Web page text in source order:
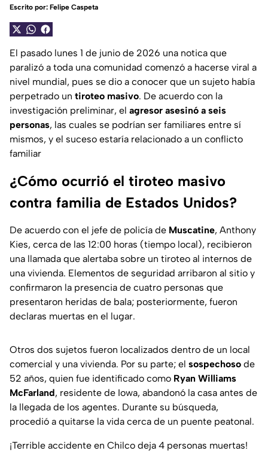
Escrito por: Felipe Caspeta
El pasado lunes 1 de junio de 2026 una notica que
paralizó a toda una comunidad comenzó a hacerse viral a
nivel mundial, pues se dio a conocer que un sujeto había
perpetrado un tiroteo masivo. De acuerdo con la
investigación preliminar, el agresor asesinó a seis
personas, las cuales se podrían ser familiares entre sí
mismos, y el suceso estaría relacionado a un conflicto
familiar
¿Cómo ocurrió el tiroteo masivo
contra familia de Estados Unidos?
De acuerdo con el jefe de policía de Muscatine, Anthony
Kies, cerca de las 12:00 horas (tiempo local), recibieron
una llamada que alertaba sobre un tiroteo al internos de
una vivienda. Elementos de seguridad arribaron al sitio y
confirmaron la presencia de cuatro personas que
presentaron heridas de bala; posteriormente, fueron
declaras muertas en el lugar.
Otros dos sujetos fueron localizados dentro de un local
comercial y una vivienda. Por su parte; el sospechoso de
52 años, quien fue identificado como Ryan Williams
McFarland, residente de Iowa, abandonó la casa antes de
la llegada de los agentes. Durante su búsqueda,
procedió a quitarse la vida cerca de un puente peatonal.
¡Terrible accidente en Chilco deja 4 personas muertas!